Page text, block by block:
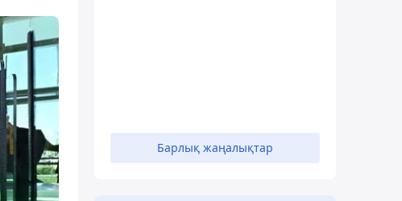
Барлық жаңалықтар